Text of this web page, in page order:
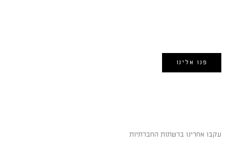
פנו אלינו
עקבו אחרינו ברשתות החברתיות